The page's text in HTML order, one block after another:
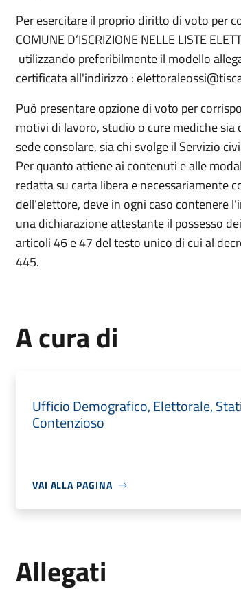
Per esercitare il proprio diritto di voto per
COMUNE D’ISCRIZIONE NELLE LISTE
utilizzando preferibilmente il modello
certificata all'indirizzo :
Può presentare opzione di voto per
motivi di lavoro, studio o cure mediche
sede consolare, sia chi svolge il Servizio
Per quanto attiene ai contenuti e alle
redatta su carta libera e necessariamente
dell’elettore, deve in ogni caso contenere
una dichiarazione attestante il possesso
articoli 46 e 47 del testo unico di cui al
445.
A cura di
Ufficio Demografico, Elettorale,
Contenzioso
VAI ALLA PAGINA
Allegati